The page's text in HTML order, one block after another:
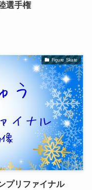
選手権
Figure Skate
プリファイナル